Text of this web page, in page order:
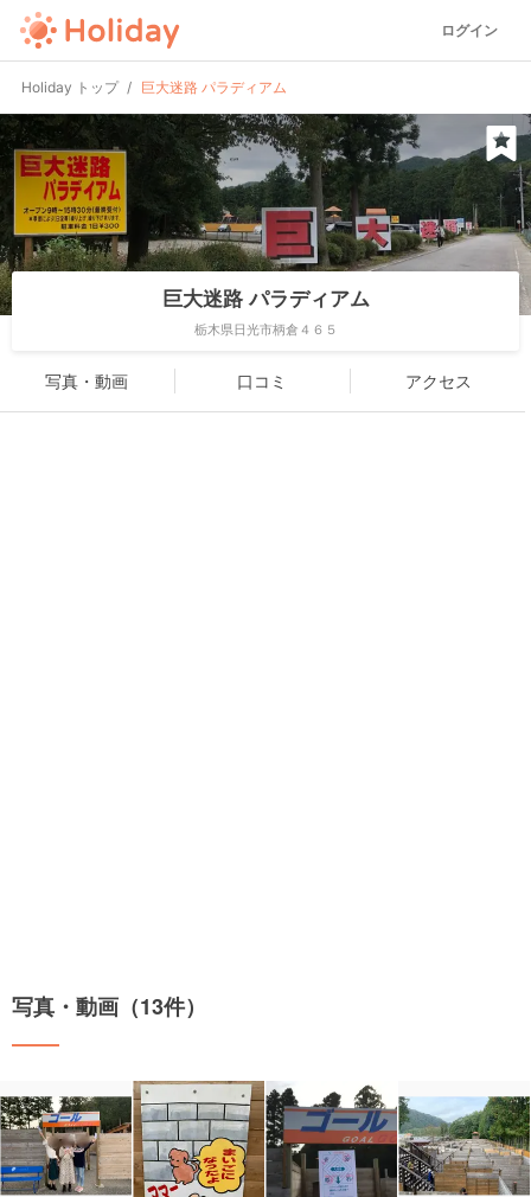
ログイン
Holiday トップ 巨大迷路 パラディアム
巨大迷路 パラディアム
栃木県日光市柄倉４６５
写真・動画 口コミ アクセス
写真・動画（13件）